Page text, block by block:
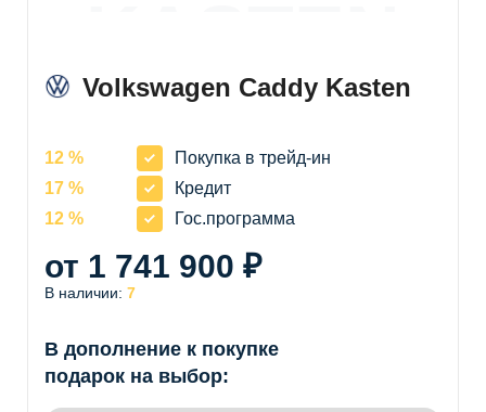
Volkswagen Caddy Kasten
12 %
Покупка в трейд-ин
17 %
Кредит
12 %
Гос.программа
от 1 741 900 ₽
В наличии: 7
В дополнение к покупке
подарок на выбор: